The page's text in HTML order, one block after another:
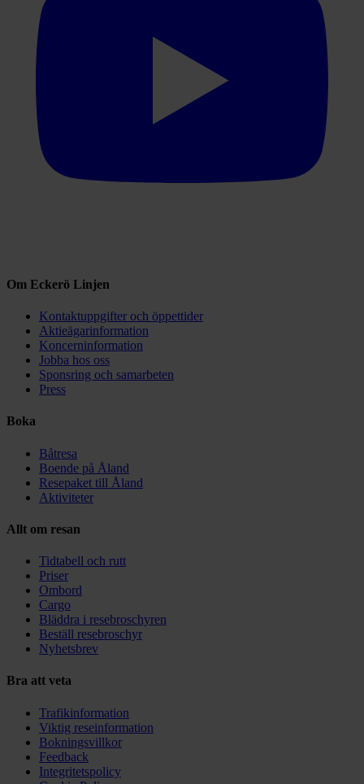
Om Eckerö Linjen
Kontaktuppgifter och öppettider
Aktieägarinformation
Koncerninformation
Jobba hos oss
Sponsring och samarbeten
Press
Boka
Båtresa
Boende på Åland
Resepaket till Åland
Aktiviteter
Allt om resan
Tidtabell och rutt
Priser
Ombord
Cargo
Bläddra i resebroschyren
Beställ resebroschyr
Nyhetsbrev
Bra att veta
Trafikinformation
Viktig reseinformation
Bokningsvillkor
Feedback
Integritetspolicy